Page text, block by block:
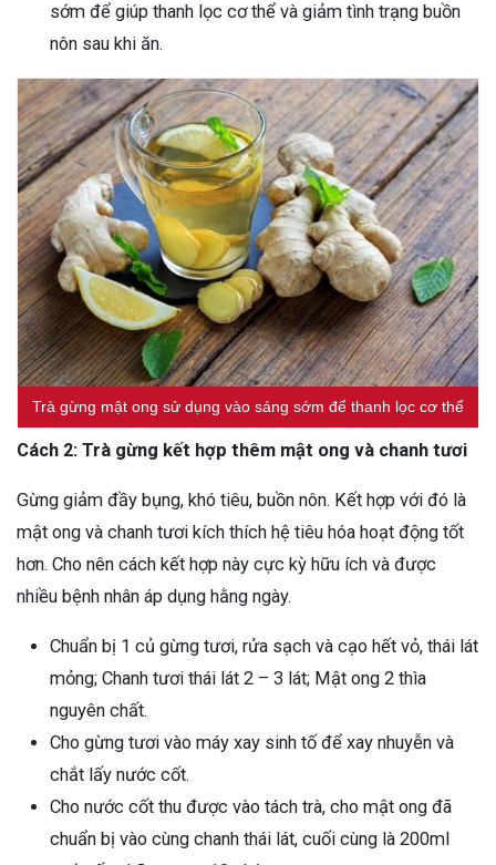
sớm để giúp thanh lọc cơ thể và giảm tình trạng buồn
nôn sau khi ăn.
Trà gừng mật ong sử dụng vào sáng sớm để thanh lọc cơ thể
Cách 2: Trà gừng kết hợp thêm mật ong và chanh tươi
Gừng giảm đầy bụng, khó tiêu, buồn nôn. Kết hợp với đó là
mật ong và chanh tươi kích thích hệ tiêu hóa hoạt động tốt
hơn. Cho nên cách kết hợp này cực kỳ hữu ích và được
nhiều bệnh nhân áp dụng hằng ngày.
Chuẩn bị 1 củ gừng tươi, rửa sạch và cạo hết vỏ, thái lát
mỏng; Chanh tươi thái lát 2 – 3 lát; Mật ong 2 thìa
nguyên chất.
Cho gừng tươi vào máy xay sinh tố để xay nhuyễn và
chắt lấy nước cốt.
Cho nước cốt thu được vào tách trà, cho mật ong đã
chuẩn bị vào cùng chanh thái lát, cuối cùng là 200ml